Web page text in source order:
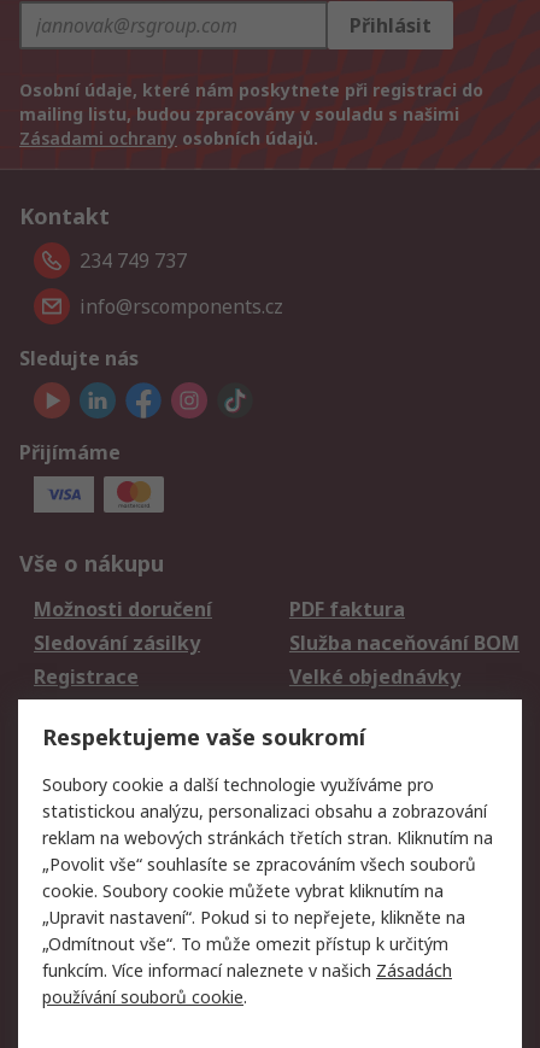
Přihlásit
Osobní údaje, které nám poskytnete při registraci do
mailing listu, budou zpracovány v souladu s našimi
Zásadami ochrany osobních údajů.
Kontakt
234 749 737
info@rscomponents.cz
Sledujte nás
Přijímáme
Vše o nákupu
Možnosti doručení
PDF faktura
Sledování zásilky
Služba naceňování BOM
Registrace
Velké objednávky
Právní
Autorská práva
Obchodní podmínky
společnosti RS
Prohlášení o ochraně
údajů
Zabezpečení
elektronické pošty
Zásady pro soubory
cookie
Zásady ochrany
osobních údajů
Respektujeme vaše soukromí
Soubory cookie a další technologie využíváme pro
statistickou analýzu, personalizaci obsahu a zobrazování
reklam na webových stránkách třetích stran. Kliknutím na
„Povolit vše“ souhlasíte se zpracováním všech souborů
cookie. Soubory cookie můžete vybrat kliknutím na
„Upravit nastavení“. Pokud si to nepřejete, klikněte na
„Odmítnout vše“. To může omezit přístup k určitým
funkcím. Více informací naleznete v našich Zásadách
používání souborů cookie.